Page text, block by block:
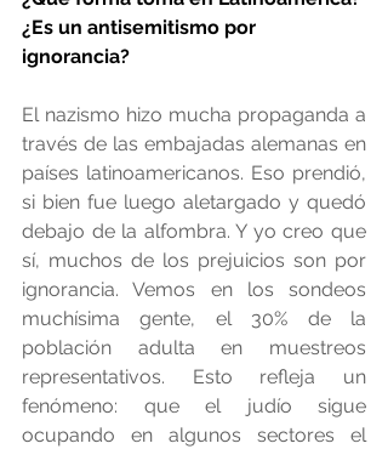
¿Es un antisemitismo por
ignorancia?
El nazismo hizo mucha propaganda a
través de las embajadas alemanas en
países latinoamericanos. Eso prendió,
si bien fue luego aletargado y quedó
debajo de la alfombra. Y yo creo que
sí, muchos de los prejuicios son por
ignorancia. Vemos en los sondeos
muchísima gente, el 30% de la
población adulta en muestreos
representativos. Esto refleja un
fenómeno: que el judío sigue
ocupando en algunos sectores el